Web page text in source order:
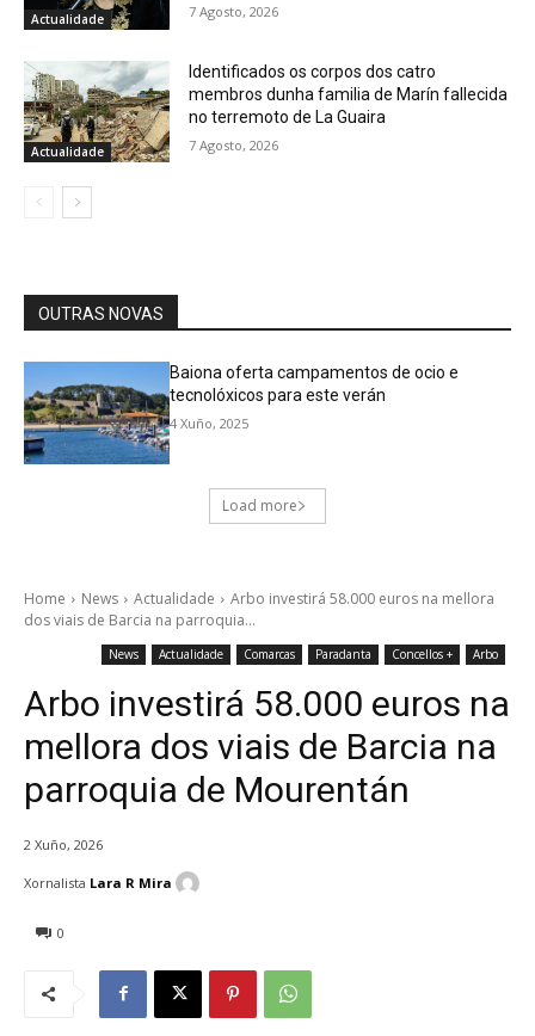
Actualidade 7 Agosto, 2026
Actualidade
Identificados os corpos dos catro
membros dunha familia de Marín fallecida
no terremoto de La Guaira
7 Agosto, 2026
OUTRAS NOVAS
Baiona oferta campamentos de ocio e
tecnolóxicos para este verán
4 Xuño, 2025
Load more